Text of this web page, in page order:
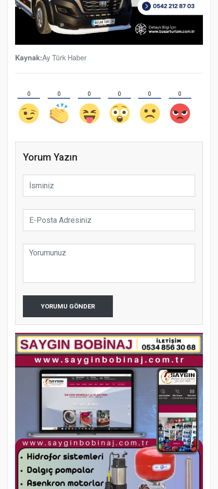
Kaynak:Ay Türk Haber
0 0 0 0 0 0
Yorum Yazın
YORUMU GÖNDER